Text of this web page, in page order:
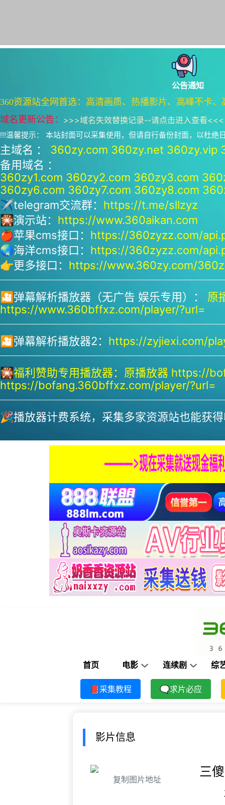
公告通知
360资源站全网首选：高清画质、热播影片、高峰不卡
域名更新公告： >>>域名失效替换记录--请点击进入查看<<<
!!!温馨提示： 本站封面可以采集使用，但请自行备份封面，以杜绝
主域名 ： 360zy.com 360zy.net 360zy.vip
备用域名 ：
360zy1.com 360zy2.com 360zy3.com
360zy6.com 360zy7.com 360zy8.com
✈telegram交流群： https://t.me/sllzyz
🎇演示站： https://www.360aikan.com
🍎苹果cms接口： https://360zyzz.com/
🌏海洋cms接口： https://360zyzz.com/
👉更多接口： https://www.360zy.com/
🎦弹幕解析播放器（无广告 娱乐专用）： 原
https://www.360bffxz.com/player/?url=
🎦弹幕解析播放器2： https://zyjiexi.com/
🎇福利赞助专用播放器： 原播放器 https://
https://bofang.360bffxz.com/player/?url=
🎉播放器计费系统，采集多家资源站也能获
首页 电影 连续剧 综
📕采集教程 🗨求片必应
影片信息
复制图片地址
三